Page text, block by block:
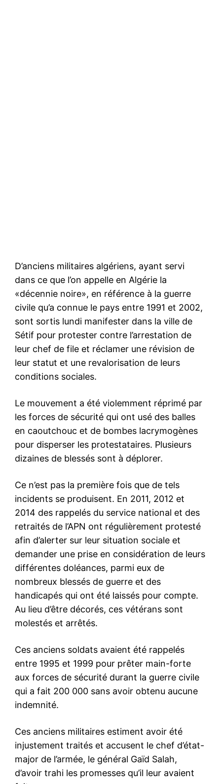
D’anciens militaires algériens, ayant servi
dans ce que l’on appelle en Algérie la
«décennie noire», en référence à la guerre
civile qu’a connue le pays entre 1991 et 2002,
sont sortis lundi manifester dans la ville de
Sétif pour protester contre l’arrestation de
leur chef de file et réclamer une révision de
leur statut et une revalorisation de leurs
conditions sociales.
Le mouvement a été violemment réprimé par
les forces de sécurité qui ont usé des balles
en caoutchouc et de bombes lacrymogènes
pour disperser les protestataires. Plusieurs
dizaines de blessés sont à déplorer.
Ce n’est pas la première fois que de tels
incidents se produisent. En 2011, 2012 et
2014 des rappelés du service national et des
retraités de l’APN ont régulièrement protesté
afin d’alerter sur leur situation sociale et
demander une prise en considération de leurs
différentes doléances, parmi eux de
nombreux blessés de guerre et des
handicapés qui ont été laissés pour compte.
Au lieu d’être décorés, ces vétérans sont
molestés et arrêtés.
Ces anciens soldats avaient été rappelés
entre 1995 et 1999 pour prêter main-forte
aux forces de sécurité durant la guerre civile
qui a fait 200 000 sans avoir obtenu aucune
indemnité.
Ces anciens militaires estiment avoir été
injustement traités et accusent le chef d’état-
major de l’armée, le général Gaïd Salah,
d’avoir trahi les promesses qu’il leur avaient